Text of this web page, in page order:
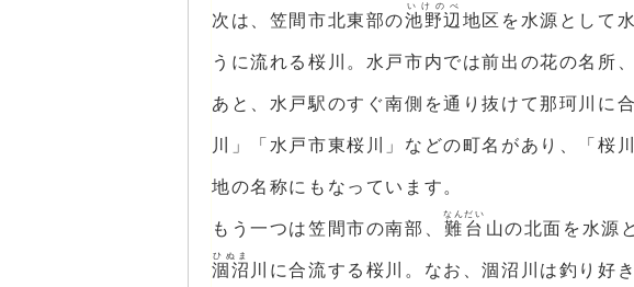
次は、笠間市北東部の池野辺
いけのべ
地区を水源として
うに流れる桜川。水戸市内では前出の花の名所
あと、水戸駅のすぐ南側を通り抜けて那珂川に
川」「水戸市東桜川」などの町名があり、「桜
地の名称にもなっています。
もう一つは笠間市の南部、 難台
なんだい
山の北面を水源
涸沼
ひぬま
川に合流する桜川。なお、涸沼川は釣り好